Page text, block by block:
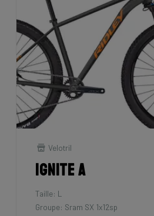
Velotril
Ignite A
Taille: L
Groupe: Sram SX 1x12sp